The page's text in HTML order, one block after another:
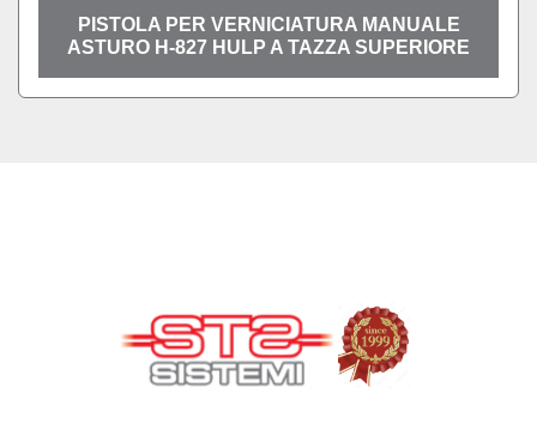
PISTOLA PER VERNICIATURA MANUALE
ASTURO H-827 HULP A TAZZA SUPERIORE